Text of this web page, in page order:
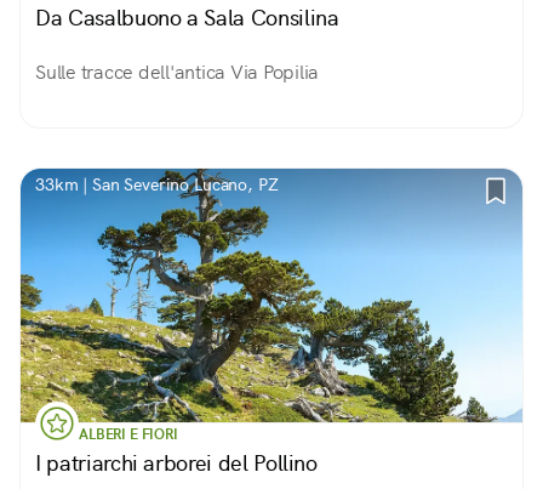
Da Casalbuono a Sala Consilina
Sulle tracce dell'antica Via Popilia
33km | San Severino Lucano, PZ
ALBERI E FIORI
I patriarchi arborei del Pollino